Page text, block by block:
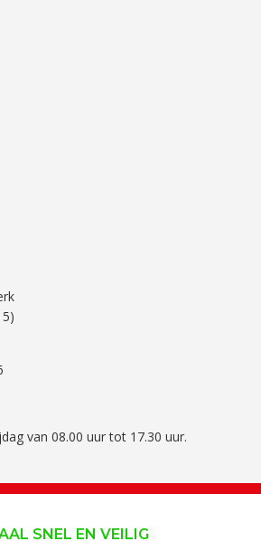
van 08.00 uur tot 17.30 uur.
SNEL EN VEILIG